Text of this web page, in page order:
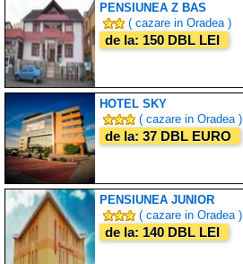
PENSIUNEA Z BAS
( cazare in Oradea )
de la: 150 DBL LEI
HOTEL SKY
( cazare in Oradea )
de la: 37 DBL EURO
PENSIUNEA JUNIOR
( cazare in Oradea )
de la: 140 DBL LEI